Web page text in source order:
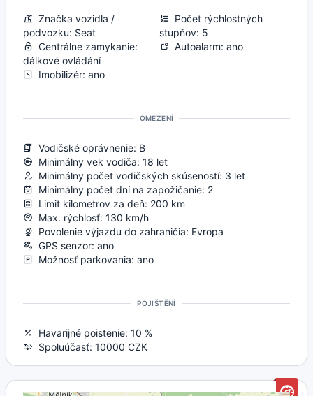
Značka vozidla /
podvozku: Seat
Počet rýchlostných
stupňov: 5
Centrálne zamykanie:
dálkové ovládání
Autoalarm: ano
Imobilizér: ano
OMEZENÍ
Vodičské oprávnenie: B
Minimálny vek vodiča: 18 let
Minimálny počet vodičských skúseností: 3 let
Minimálny počet dní na zapožičanie: 2
Limit kilometrov za deň: 200 km
Max. rýchlosť: 130 km/h
Povolenie výjazdu do zahraničia: Evropa
GPS senzor: ano
Možnosť parkovania: ano
POJIŠTĚNÍ
Havarijné poistenie: 10 %
Spoluúčasť: 10000 CZK